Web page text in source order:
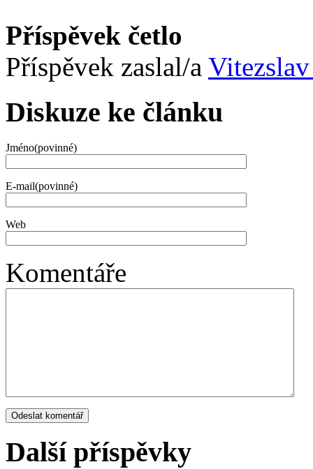
Příspěvek četlo
Příspěvek zaslal/a
Diskuze ke článku
Jméno(povinné)
E-mail(povinné)
Web
Komentáře
Další příspěvky